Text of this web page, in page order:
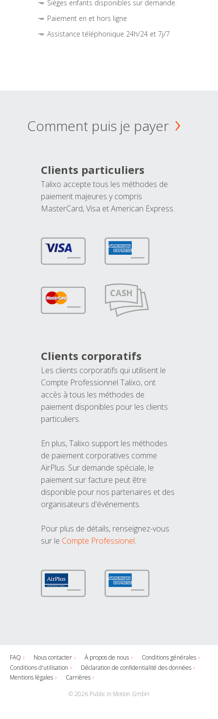
Sièges enfants disponibles sur demande.
Paiement en et hors ligne
Assistance téléphonique 24h/24 et 7j/7
Comment puis je payer
Clients particuliers
Talixo accepte tous les méthodes de
paiement majeures y compris
MasterCard, Visa et American Express.
Clients corporatifs
Les clients corporatifs qui utilisent le
Compte Professionnel Talixo, ont
accès à tous les méthodes de
paiement disponibles pour les clients
particuliers.
En plus, Talixo support les méthodes
de paiement corporatives comme
AirPlus. Sur demande spéciale, le
paiement sur facture peut être
disponible pour nos partenaires et des
organisateurs d'événements.
Pour plus de détails, renseignez-vous
sur le Compte Professionel.
FAQ Nous contacter À propos de nous
Conditions générales
Conditions d'utilisation
Déclaration de confidentialité des données
Mentions légales
Carrières
© 2026 Public in Motion GmbH